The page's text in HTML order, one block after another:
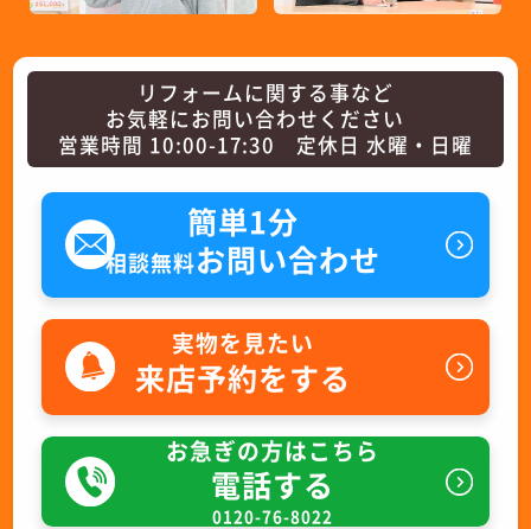
リフォームに関する事など
お気軽にお問い合わせください
営業時間 10:00-17:30 定休日 水曜・日曜
簡単1分
相談無料お問い合わせ
実物を見たい
来店予約をする
お急ぎの方はこちら
電話する
0120-76-8022